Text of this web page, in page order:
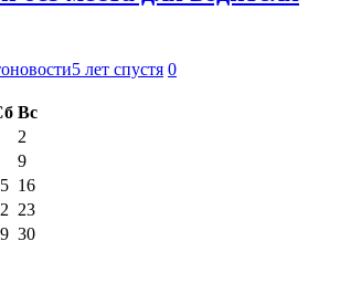
5 лет спустя 0
Вс
2
9
16
23
30